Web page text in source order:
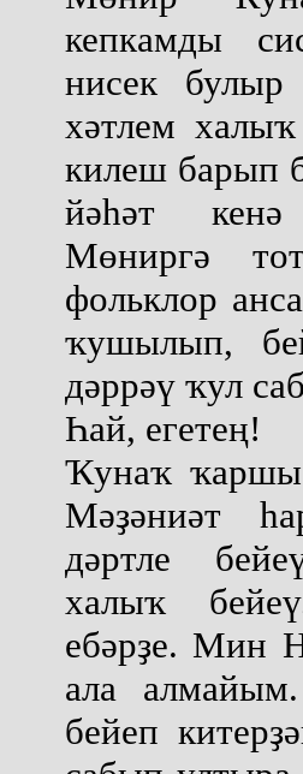
кепкамды
нисек
хәтлем
килеш барып
йәһәт
Мөниргә
фольклор
ҡушылып,
дәррәү ҡул
Һай, егетең!
Ҡунаҡ ҡаршы
Мәҙәниәт
дәртле
халыҡ
ебәрҙе. Мин
ала
бейеп